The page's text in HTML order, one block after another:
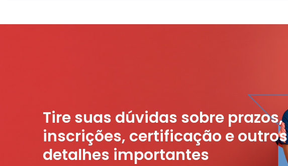
Tire suas dúvidas sobre prazos,
inscrições, certificação e outros
detalhes importantes